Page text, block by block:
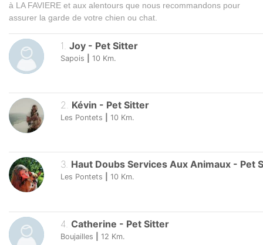
à LA FAVIERE et aux alentours que nous recommandons pour
assurer la garde de votre chien ou chat.
1. Joy - Pet Sitter
Sapois 10 Km.
2. Kévin - Pet Sitter
Les Pontets 10 Km.
3. Haut Doubs Services Aux Animaux - Pet
Les Pontets 10 Km.
4 Catherine - Pet Sitter
Boujailles 12 Km.